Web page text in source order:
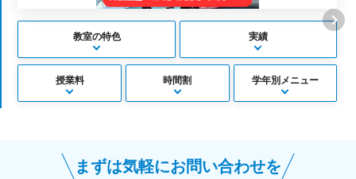
教室の特色 実績
授業料 時間割 学年別メニュー
まずは気軽にお問い合わせを